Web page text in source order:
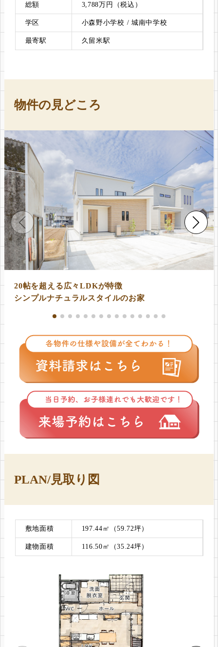
総額 3,788万円（税込）
学区 小森野小学校 / 城南中学校
最寄駅 久留米駅
物件の見どころ
20帖を超える広々LDKが特徴
シンプルナチュラルスタイルのお家
PLAN/見取り図
敷地面積 197.44㎡（59.72坪）
建物面積 116.50㎡（35.24坪）